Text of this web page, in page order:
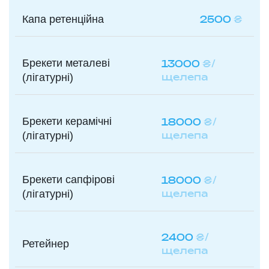
Капа ретенційна 2500 ₴
Брекети металеві
(лігатурні)
13000 ₴/
щелепа
Брекети керамічні
(лігатурні)
18000 ₴/
щелепа
Брекети сапфірові
(лігатурні)
18000 ₴/
щелепа
Ретейнер
2400 ₴/
щелепа